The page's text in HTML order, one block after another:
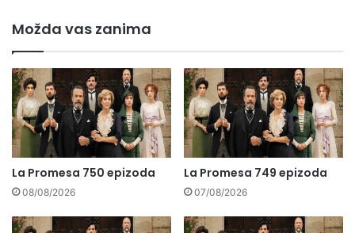
Možda vas zanima
La Promesa 750 epizoda
08/08/2026
La Promesa 749 epizoda
07/08/2026